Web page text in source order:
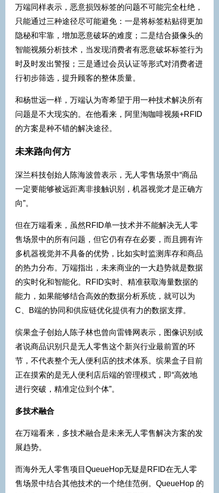
万端同样表示，恶意损毁标签的问题不可能完全杜绝，
只能通过三种途径尽可能避免：一是将标签粘贴得更加
隐秘和牢靠，增加恶意破坏的难度；二是结合摄像头的
智能视频分析技术，当发现消费者有恶意破坏标签行为
时及时发出警报；三是通过会员认证等形式对消费者进
行初步筛选，提升顾客的整体质量。
和杨世远一样，万端认为寄希望于用一种技术解决所有
问题是不大现实的。在他看来，阿里淘咖啡视频+RFID
的方案是种不错的解决途径。
未来路向何方
深兰科技创始人陈海波曾表示，无人零售场景中“商品
一定要能够被远距离非接触识别，机器视觉才是正确方
向”。
但在万端看来，虽然RFID单一技术并不能解决无人零
售场景中的所有问题，但它仍有存在必要，而且拥有许
多机器视觉并不具备的优势，比如实时监测库存和商品
的热力分布。万端指出，未来商业的一大趋势就是数据
的实时化和智能化。RFID实时、精准获取海量数据的
能力，如果能够结合高效的数据分析系统，就可以为
C、B端的协同和供应链优化提供有力的数据支撑。
缤果盒子创始人陈子林也曾向雷锋网表示，图像识别或
者说商品识别只是无人零售这个新兴行业最前置的环
节，不代表整个无人便利店的技术体系。缤果盒子目前
正在摸索的是无人便利店后端的管理模式，即“高效地
进行突破，精准定位到个体”。
多技术融合
在万端看来，多技术融合是未来无人零售解决方案的发
展趋势。
而海外无人零售项目QueueHop无疑是RFID在无人零
售场景中结合其他技术的一个绝佳范例。QueueHop 的